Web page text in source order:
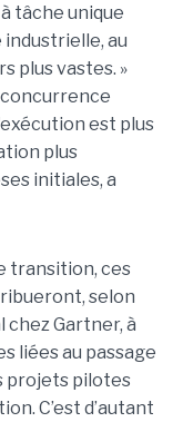
tâche unique
au
plus vastes. »
est plus
plus
initiales, a
transition, ces
selon
chez Gartner, à
liées au passage
projets pilotes
C’est d’autant